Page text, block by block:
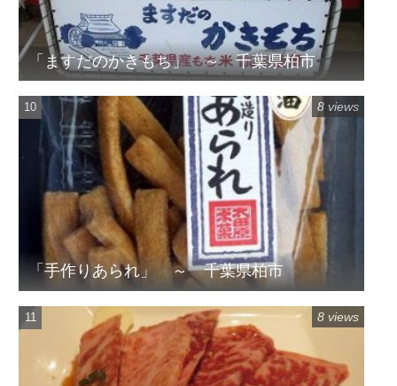
「ますだのかきもち」 ～ 千葉県柏市
「手作りあられ」 ～ 千葉県柏市
8 views
8 views